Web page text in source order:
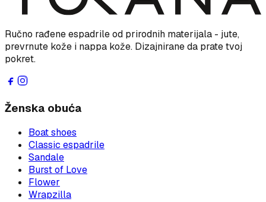
Ručno rađene espadrile od prirodnih materijala - jute,
prevrnute kože i nappa kože. Dizajnirane da prate tvoj
pokret.
Ženska obuća
Boat shoes
Classic espadrile
Sandale
Burst of Love
Flower
Wrapzilla